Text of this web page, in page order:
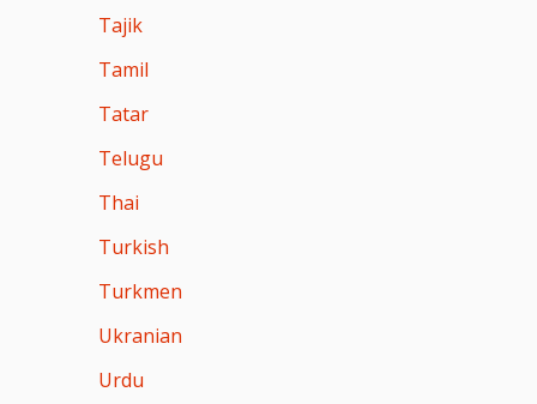
Tajik
Tamil
Tatar
Telugu
Thai
Turkish
Turkmen
Ukranian
Urdu